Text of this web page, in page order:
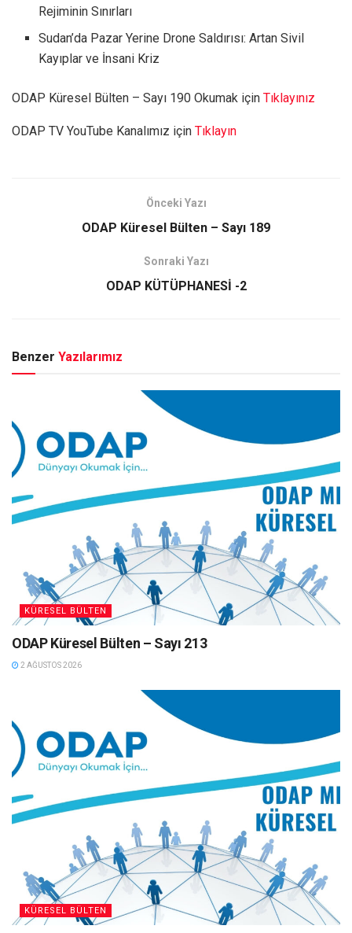
Rejiminin Sınırları
Sudan’da Pazar Yerine Drone Saldırısı: Artan Sivil
Kayıplar ve İnsani Kriz
ODAP Küresel Bülten – Sayı 190 Okumak için Tıklayınız
ODAP TV YouTube Kanalımız için Tıklayın
Önceki Yazı
ODAP Küresel Bülten – Sayı 189
Sonraki Yazı
ODAP KÜTÜPHANESİ -2
Benzer Yazılarımız
KÜRESEL BÜLTEN
ODAP Küresel Bülten – Sayı 213
2 AĞUSTOS 2026
KÜRESEL BÜLTEN